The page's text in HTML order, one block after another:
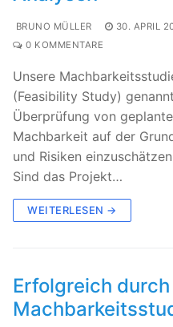
BRUNO MÜLLER 30. APRIL
0 KOMMENTARE
Unsere
(Feasibility Study)
Überprüfung von
Machbarkeit auf der
und Risiken
Sind das Projekt…
WEITERLESEN →
Erfolgreich durch